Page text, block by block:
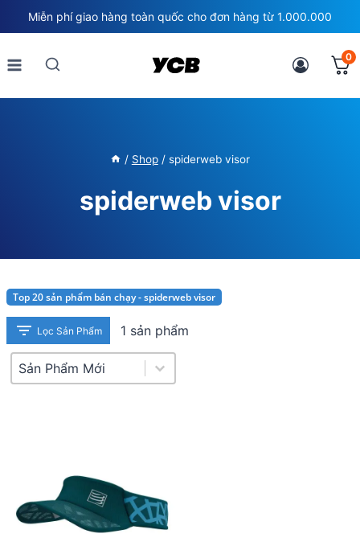
to
content
Miễn phí giao hàng toàn quốc cho đơn hàng từ 1.000.000
0
/ Shop / spiderweb visor
spiderweb visor
Top 20 sản phẩm bán chạy - spiderweb visor
Lọc Sản Phẩm 1 sản phẩm
Product Sort
Sort content